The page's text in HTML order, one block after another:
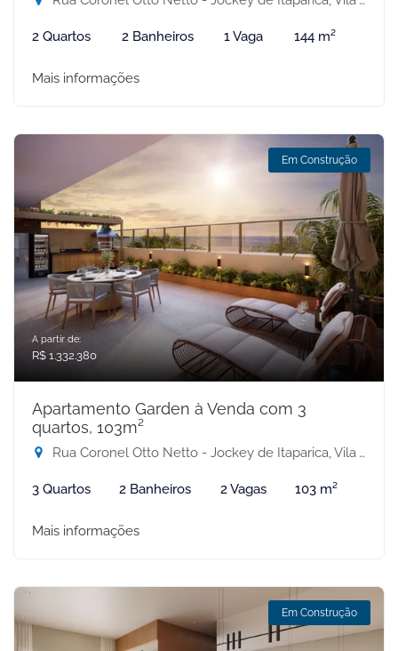
2 Quartos 2 Banheiros 1 Vaga 144 m²
Mais informações
Em Construção
A partir de:
R$ 1.332.380
Apartamento Garden à Venda com 3
quartos, 103m²
Rua Coronel Otto Netto - Jockey de Itaparica, Vila Velha-ES
3 Quartos 2 Banheiros 2 Vagas 103 m²
Mais informações
Em Construção